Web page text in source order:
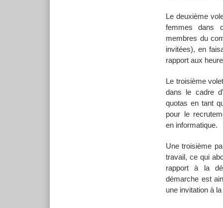
Le deuxième
femmes dans
membres du
invitées), en
rapport aux
Le troisième
dans le cadre
quotas en tant
pour le
en informatique.
Une troisième
travail, ce qui
rapport à la
démarche est
une invitation à